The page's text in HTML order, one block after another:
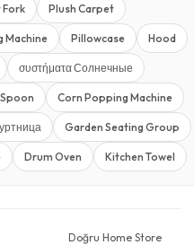
Fork Plush Carpet
Machine Pillowcase Hood
συστήματα Солнечные
Corn Popping Machine
Garden Seating Group
Drum Oven Kitchen Towel
Doğru Home Store